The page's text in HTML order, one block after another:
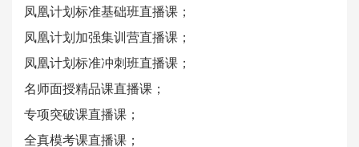
凤凰计划标准基础班直播课；
凤凰计划加强集训营直播课；
凤凰计划标准冲刺班直播课；
名师面授精品课直播课；
专项突破课直播课；
全真模考课直播课；